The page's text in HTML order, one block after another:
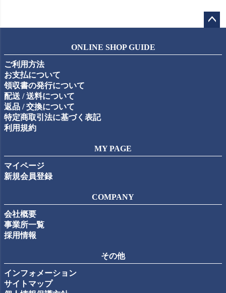
ップ
ONLINE SHOP GUIDE
ご利用方法
お支払について
領収書の発行について
配送 / 送料について
返品 / 交換について
特定商取引法に基づく表記
利用規約
MY PAGE
マイページ
新規会員登録
COMPANY
会社概要
事業所一覧
採用情報
その他
インフォメーション
サイトマップ